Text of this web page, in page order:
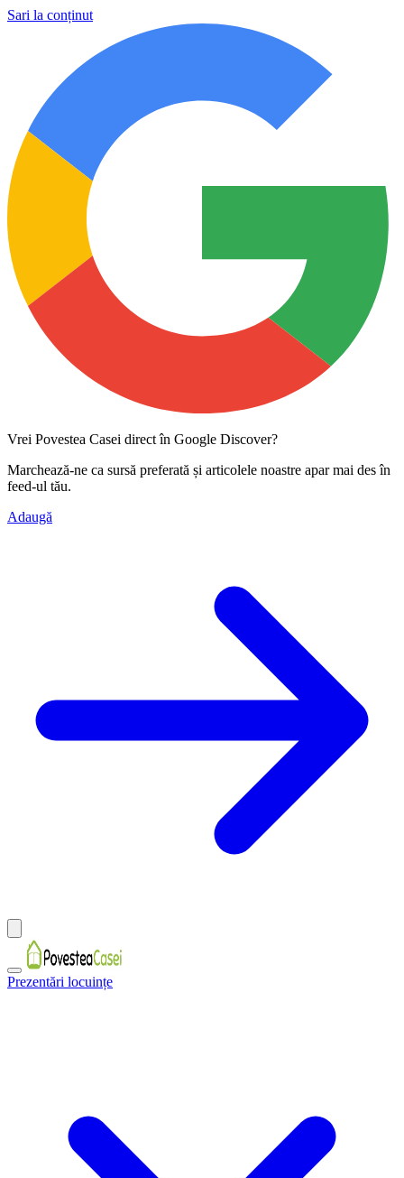
Sari la conținut
Vrei Povestea Casei direct în Google Discover?
Marchează-ne ca sursă preferată și articolele noastre apar mai des în
feed-ul tău.
Adaugă
Prezentări locuințe